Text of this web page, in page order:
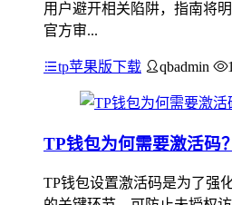
用户避开相关陷阱，指南将
官方审...
tp苹果版下载 qbadmin
TP钱包为何需要激活码
TP钱包设置激活码是为了强